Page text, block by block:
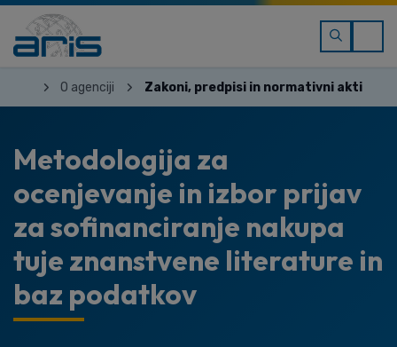
O agenciji Zakoni, predpisi in normativni akti
Metodologija za
ocenjevanje in izbor prijav
za sofinanciranje nakupa
tuje znanstvene literature in
baz podatkov